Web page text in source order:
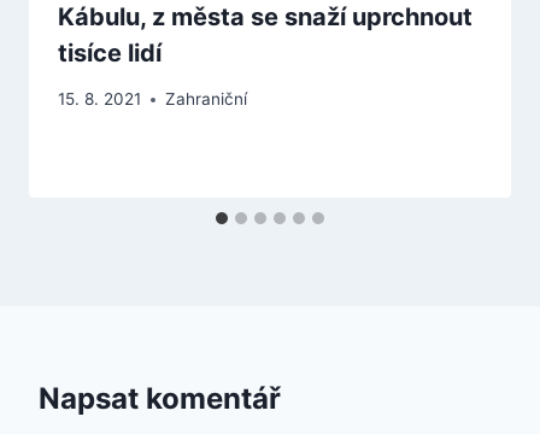
Kábulu, z města se snaží uprchnout
tisíce lidí
15. 8. 2021 Zahraniční
Napsat komentář